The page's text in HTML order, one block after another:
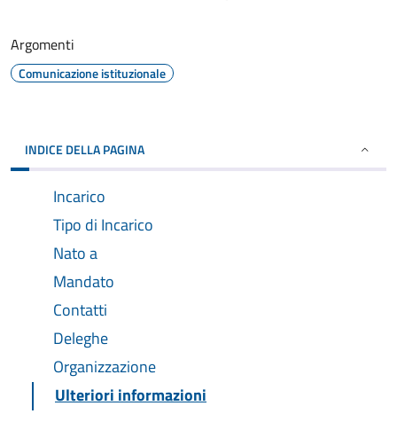
Argomenti
Comunicazione istituzionale
INDICE DELLA PAGINA
Incarico
Tipo di Incarico
Nato a
Mandato
Contatti
Deleghe
Organizzazione
Ulteriori informazioni